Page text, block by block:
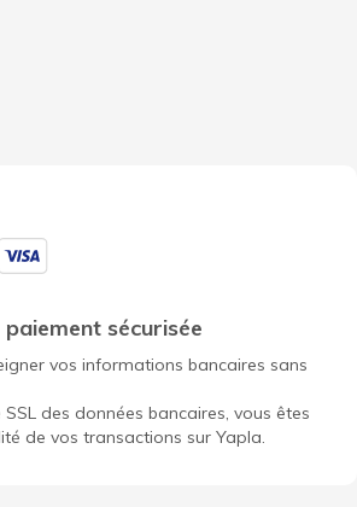
sécurisée
vos informations bancaires sans
des données bancaires, vous êtes
de vos transactions sur Yapla.